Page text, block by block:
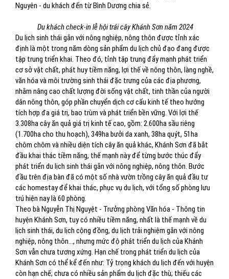
Nguyên - du khách đến từ Bình Dương chia sẻ.
Du khách check-in lễ hội trái cây Khánh Sơn năm 2024
Du lịch sinh thái gắn với nông nghiệp, nông thôn được tỉnh xác
định là một trong năm dòng sản phẩm du lịch chủ đạo đang được
tập trung triển khai. Theo đó, tỉnh tập trung đẩy mạnh phát triển
cơ sở vật chất, phát huy tiềm năng, lợi thế về nông thôn, làng nghề,
văn hóa và môi trường sinh thái đặc trưng của các địa phương,
nhằm nâng cao chất lượng đời sống vật chất, tinh thần của người
dân nông thôn, góp phần chuyển dịch cơ cấu kinh tế theo hướng
tích hợp đa giá trị, bao trùm và phát triển bền vững. Với lợi thế
3.308ha cây ăn quả giá trị kinh tế cao, gồm: 2.600ha sầu riêng
(1.700ha cho thu hoạch), 349ha bưởi da xanh, 38ha quýt, 51ha
chôm chôm và nhiều diện tích cây ăn quả khác, Khánh Sơn đã bắt
đầu khai thác tiềm năng, thế mạnh này để từng bước thúc đẩy
phát triển du lịch sinh thái gắn với nông nghiệp, nông thôn. Bước
đầu trên địa bàn đã có một số nhà vườn trồng cây ăn quả đầu tư
các homestay để khai thác, phục vụ du lịch, với tổng số phòng lưu
trú hiện nay là 60 phòng.
Theo bà Nguyễn Thị Nguyệt - Trưởng phòng Văn hóa - Thông tin
huyện Khánh Sơn, tuy có nhiều tiềm năng, nhất là thế mạnh về du
lịch sinh thái, du lịch cộng đồng, du lịch trải nghiệm gắn với nông
nghiệp, nông thôn…, nhưng mức độ phát triển du lịch của Khánh
Sơn vẫn chưa tương xứng. Hạn chế trong phát triển du lịch của
Khánh Sơn có thể kể đến như: Tỷ trọng khách du lịch đến với huyện
còn hạn chế; chưa có nhiều sản phẩm du lịch đặc thù; thiếu các